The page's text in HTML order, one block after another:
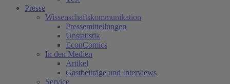
Presse
Wissenschaftskommunikation
Pressemitteilungen
Unstatistik
EconComics
In den Medien
Artikel
Gastbeiträge und Interviews
Service